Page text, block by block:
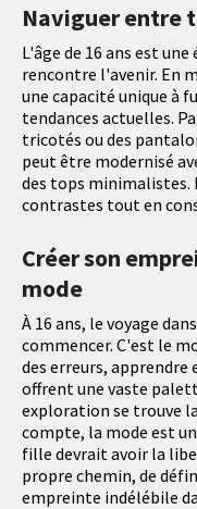
Naviguer entre
L'âge de 16 ans est
rencontre l'avenir. En
une capacité unique à
tendances actuelles.
tricotés ou des
peut être modernisé
des tops minimalistes.
contrastes tout en
Créer son
mode
À 16 ans, le voyage
commencer. C'est le
des erreurs, apprendre
offrent une vaste
exploration se trouve
compte, la mode est
fille devrait avoir la
propre chemin, de
empreinte indélébile